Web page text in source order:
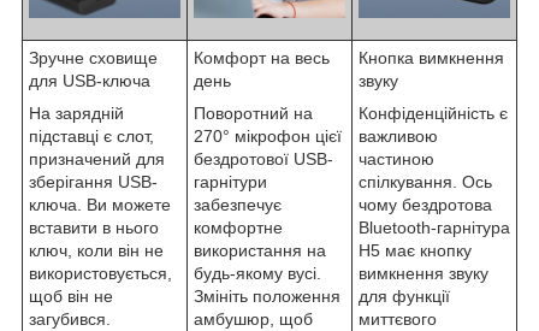
Зручне сховище
для USB-ключа
На зарядній
підставці є слот,
призначений для
зберігання USB-
ключа. Ви можете
вставити в нього
ключ, коли він не
використовується,
щоб він не
загубився.
Комфорт на весь
день
Поворотний на
270° мікрофон цієї
бездротової USB-
гарнітури
забезпечує
комфортне
використання на
будь-якому вусі.
Змініть положення
амбушюр, щоб
Кнопка вимкнення
звуку
Конфіденційність є
важливою
частиною
спілкування. Ось
чому бездротова
Bluetooth-гарнітура
H5 має кнопку
вимкнення звуку
для функції
миттєвого